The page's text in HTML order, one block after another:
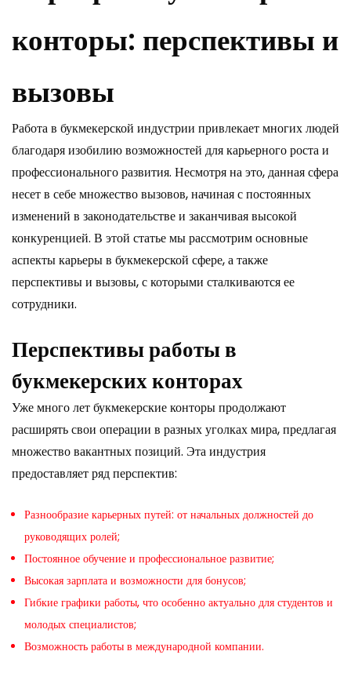
конторы: перспективы и
вызовы
Работа в букмекерской индустрии привлекает многих людей
благодаря изобилию возможностей для карьерного роста и
профессионального развития. Несмотря на это, данная сфера
несет в себе множество вызовов, начиная с постоянных
изменений в законодательстве и заканчивая высокой
конкуренцией. В этой статье мы рассмотрим основные
аспекты карьеры в букмекерской сфере, а также
перспективы и вызовы, с которыми сталкиваются ее
сотрудники.
Перспективы работы в
букмекерских конторах
Уже много лет букмекерские конторы продолжают
расширять свои операции в разных уголках мира, предлагая
множество вакантных позиций. Эта индустрия
предоставляет ряд перспектив:
Разнообразие карьерных путей: от начальных должностей до
руководящих ролей;
Постоянное обучение и профессиональное развитие;
Высокая зарплата и возможности для бонусов;
Гибкие графики работы, что особенно актуально для студентов и
молодых специалистов;
Возможность работы в международной компании.